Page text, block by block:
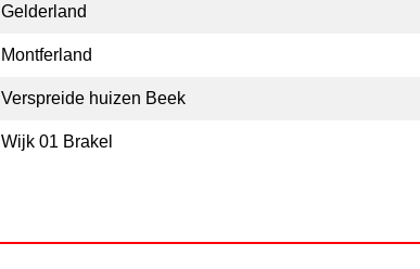
Gelderland
Montferland
Verspreide huizen Beek
Wijk 01 Brakel